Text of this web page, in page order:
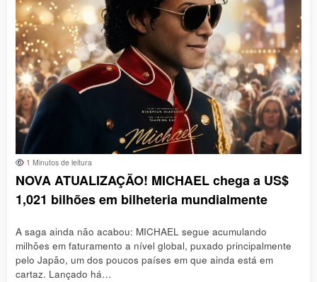
1 Minutos de leitura
NOVA ATUALIZAÇÃO! MICHAEL chega a US$
1,021 bilhões em bilheteria mundialmente
A saga ainda não acabou: MICHAEL segue acumulando
milhões em faturamento a nível global, puxado principalmente
pelo Japão, um dos poucos países em que ainda está em
cartaz. Lançado há…